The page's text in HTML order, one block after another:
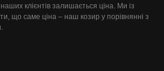
клієнтів залишається ціна. Ми із
що саме ціна – наш козир у порівнянні з